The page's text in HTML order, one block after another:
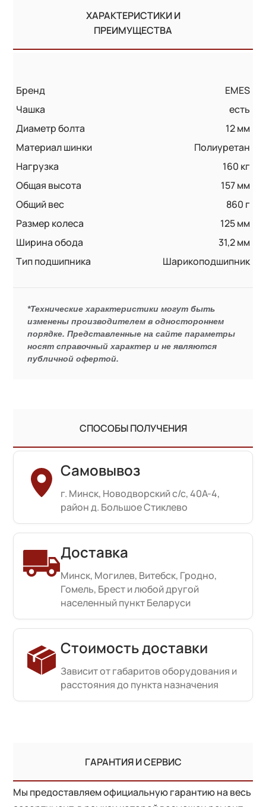
ХАРАКТЕРИСТИКИ И
ПРЕИМУЩЕСТВА
Бренд
EMES
Чашка
есть
Диаметр болта
12 мм
Материал шинки
Полиуретан
Нагрузка
160 кг
Общая высота
157 мм
Общий вес
860 г
Размер колеса
125 мм
Ширина обода
31,2 мм
Тип подшипника
Шарикоподшипник
*Технические характеристики могут быть
изменены производителем в одностороннем
порядке. Представленные на сайте параметры
носят справочный характер и не являются
публичной офертой.
СПОСОБЫ ПОЛУЧЕНИЯ
Самовывоз
г. Минск, Новодворский с/с, 40А-4,
район д. Большое Стиклево
Доставка
Минск, Могилев, Витебск, Гродно,
Гомель, Брест и любой другой
населенный пункт Беларуси
Стоимость доставки
Зависит от габаритов оборудования и
расстояния до пункта назначения
ГАРАНТИЯ И СЕРВИС
Мы предоставляем официальную гарантию на весь